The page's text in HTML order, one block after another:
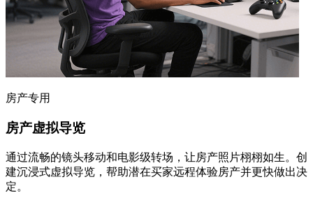
房产专用
房产虚拟导览
通过流畅的镜头移动和电影级转场，让房产照片栩栩如生。创
建沉浸式虚拟导览，帮助潜在买家远程体验房产并更快做出决
定。